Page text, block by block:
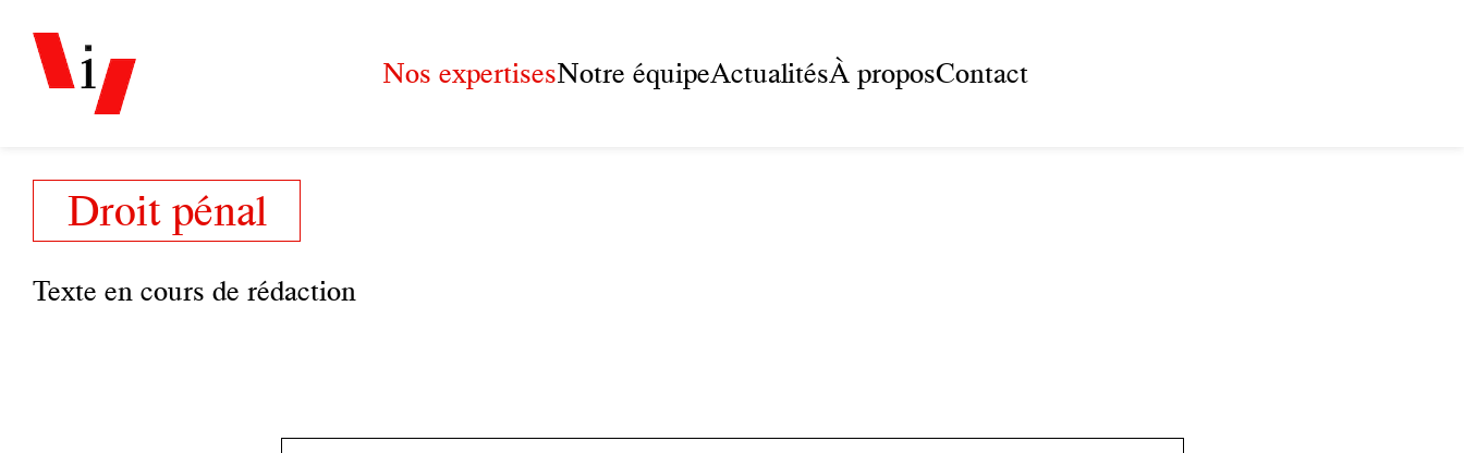
Nos expertisesNotre équipeActualitésÀ proposContact
Droit pénal
Texte en cours de rédaction